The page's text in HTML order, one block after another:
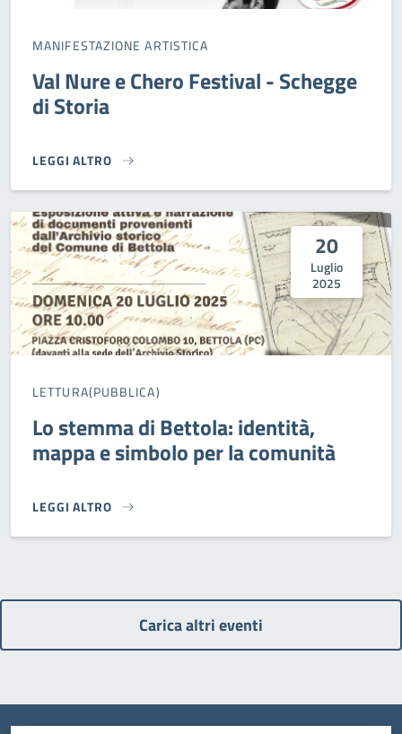
MANIFESTAZIONE ARTISTICA
Val Nure e Chero Festival - Schegge
di Storia
LEGGI ALTRO
VAL NURE E CHERO FESTIVAL - SCHEGGE DI STORIA}
20
Luglio
2025
LETTURA(PUBBLICA)
Lo stemma di Bettola: identità,
mappa e simbolo per la comunità
LEGGI ALTRO
LO STEMMA DI BETTOLA: IDENTITÀ, MAPPA E SIMBOLO
Carica altri eventi